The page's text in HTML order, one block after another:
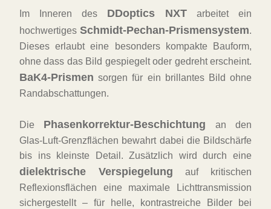
Im Inneren des DDoptics NXT arbeitet ein
hochwertiges Schmidt-Pechan-Prismensystem.
Dieses erlaubt eine besonders kompakte Bauform,
ohne dass das Bild gespiegelt oder gedreht erscheint.
BaK4-Prismen sorgen für ein brillantes Bild ohne
Randabschattungen.
Die Phasenkorrektur-Beschichtung an den
Glas-Luft-Grenzflächen bewahrt dabei die Bildschärfe
bis ins kleinste Detail. Zusätzlich wird durch eine
dielektrische Verspiegelung auf kritischen
Reflexionsflächen eine maximale Lichttransmission
sichergestellt – für helle, kontrastreiche Bilder bei